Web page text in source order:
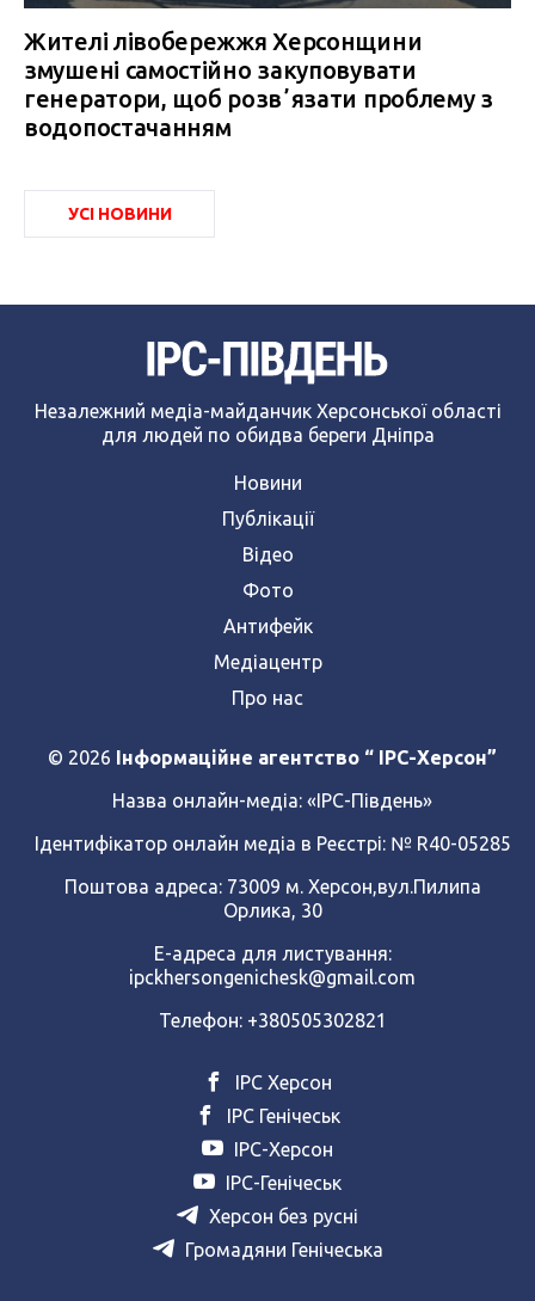
Жителі лівобережжя Херсонщини
змушені самостійно закуповувати
генератори, щоб розвʼязати проблему з
водопостачанням
УСІ НОВИНИ
Незалежний медіа-майданчик Херсонської області
для людей по обидва береги Дніпра
Новини
Публікації
Відео
Фото
Антифейк
Медіацентр
Про нас
© 2026
Інформаційне агентство “ IPC-Херсон”
Назва онлайн-медіа: «ІРС-Південь»
Ідентифікатор онлайн медіа в Реєстрі: № R40-05285
Поштова адреса: 73009 м. Херсон,вул.Пилипа
Орлика, 30
Е-адреса для листування:
ipckhersongenichesk@gmail.com
Телефон: +380505302821
ІРС Херсон
ІРС Генічеськ
ІРС-Херсон
ІРС-Генічеськ
Херсон без русні
Громадяни Генічеська